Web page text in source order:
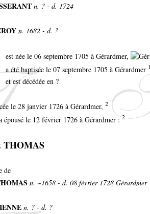
n. ? - d. 1724
n. 1682 - d. ?
est née le 06 septembre 1705 à Gérardmer,
a été baptisée le 07 septembre 1705 à Gérardmer
et est décédée en ?
le 28 janvier 1726 à Gérardmer, 2
épousé le 12 février 1726 à Gérardmer :2
THOMAS
de
n. ~1658 - d. 08 février 1728 Gérardmer
n. ? - d. ?